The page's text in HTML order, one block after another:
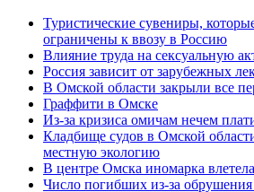
Туристические сувениры,
ограничены к ввозу в Россию
Влияние труда на сексуальную
Россия зависит от зарубежных
В Омской области закрыли все
Граффити в Омске
Из-за кризиса омичам нечем
Кладбище судов в Омской
местную экологию
В центре Омска иномарка
Число погибших из-за